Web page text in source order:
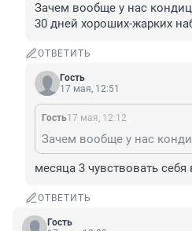
Зачем вообще у нас
30 дней хороших-жарких
ОТВЕТИТЬ
Гость
17 мая, 12:51
Гость17 мая, 12:12
месяца 3 чувствовать
ОТВЕТИТЬ
Гость